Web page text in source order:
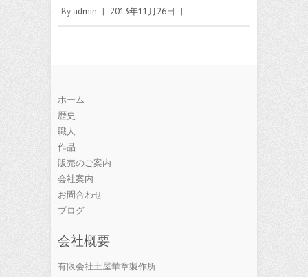
By admin | 2013年11月26日 |
ホーム
歴史
職人
作品
販売のご案内
会社案内
お問合わせ
ブログ
会社概要
有限会社土屋華章製作所